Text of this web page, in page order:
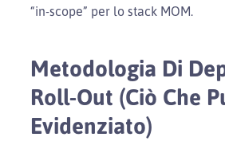
“in-scope” per lo stack MOM.
Metodologia Di
Roll-Out (ciò Che
Evidenziato)